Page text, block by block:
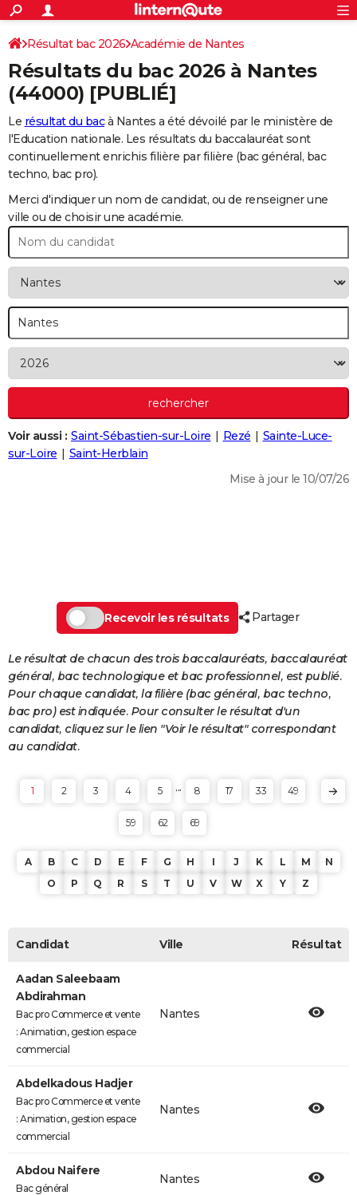
ACTUALITÉS
Politique
Société
Faits Divers
Education
Monde
Villes
+
SPORT
Coupe du monde 2026
Football
Tennis
Cyclisme
Rugby
Forum
FINANCE
Retraite
Impôts
Epargne
Immobilier
Risques naturels par ville
Banque
Assurance
Crédit
Essais
Réserver un essai
Citadines
Berlines
SUV
Forum auto
+
HIGH-TECH
Mobiles
Meilleur smartphone
Internet
Ordinateurs
Jeux vidéo
Guide high-tech
+
BRICOLAGE
Forum
Aménagement intérieur
Extérieur
Cuisine
Salle de bains
Jardinage
Rangement
WEEK-END
Guides de France
Escapades
Patrimoine
Expositions
Musées
Week-end nature
LIFESTYLE
Art de vivre
Bien-être
Loisirs
Mode
Modes de vie
+SANTE
Alimentation
Guide de la santé
Maladies
Médicaments
Sommeil
+VOYAGE
PHOTO
BONS PLANS
Se connecter
Primaires
Universités
Entreprises
Service militaire
Avis de recherche
AVIS DE DÉCÈS
Bricolage
Lifestyle
Culture
Sport
Auto
Television
Voyage
Cinema
S'inscrire
Connexion
Résultat bac 2026 Académie de Nantes
Résultats du bac 2026 à Nantes
(44000) [PUBLIÉ]
Le résultat du bacà Nantes a été dévoilé par le ministère de
l'Education nationale. Les résultats du baccalauréat sont
continuellement enrichis filière par filière (bac général, bac
techno, bac pro).
Merci d'indiquer un nom de candidat, ou de renseigner une
ville ou de choisir une académie.
Voir aussi : Saint-Sébastien-sur-Loire Rezé
Sainte-Luce-
sur-Loire
Saint-Herblain
Mise à jour le 10/07/26
Recevoir les résultats Partager
Le résultat de chacun des trois baccalauréats, baccalauréat
général, bac technologique et bac professionnel, est publié.
Pour chaque candidat, la filière (bac général, bac techno,
bac pro) est indiquée. Pour consulter le résultat d'un
candidat, cliquez sur le lien "Voir le résultat" correspondant
au candidat.
1 2 3 4 5 ... 8 17 33 49
59 62 69
A B C D E F G H I J K L M
N
O
P Q R S T U V W X Y Z
Candidat Ville Résultat
Aadan Saleebaam
Abdirahman
Bac pro Commerce et vente
: Animation, gestion espace
commercial
Nantes
Abdelkadous Hadjer
Bac pro Commerce et vente
: Animation, gestion espace
commercial
Nantes
Abdou Naifere
Bac général
Nantes